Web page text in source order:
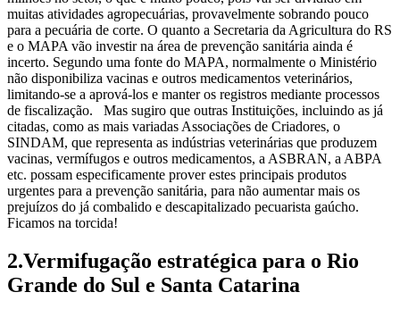
muitas atividades agropecuárias, provavelmente sobrando pouco
para a pecuária de corte. O quanto a Secretaria da Agricultura do RS
e o MAPA vão investir na área de prevenção sanitária ainda é
incerto. Segundo uma fonte do MAPA, normalmente o Ministério
não disponibiliza vacinas e outros medicamentos veterinários,
limitando-se a aprová-los e manter os registros mediante processos
de fiscalização. Mas sugiro que outras Instituições, incluindo as já
citadas, como as mais variadas Associações de Criadores, o
SINDAM, que representa as indústrias veterinárias que produzem
vacinas, vermífugos e outros medicamentos, a ASBRAN, a ABPA
etc. possam especificamente prover estes principais produtos
urgentes para a prevenção sanitária, para não aumentar mais os
prejuízos do já combalido e descapitalizado pecuarista gaúcho.
Ficamos na torcida!
2.Vermifugação estratégica para o Rio
Grande do Sul e Santa Catarina